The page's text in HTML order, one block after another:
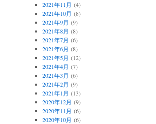
2021年11月 (4)
2021年10月 (8)
2021年9月 (9)
2021年8月 (8)
2021年7月 (6)
2021年6月 (8)
2021年5月 (12)
2021年4月 (7)
2021年3月 (6)
2021年2月 (9)
2021年1月 (13)
2020年12月 (9)
2020年11月 (6)
2020年10月 (6)